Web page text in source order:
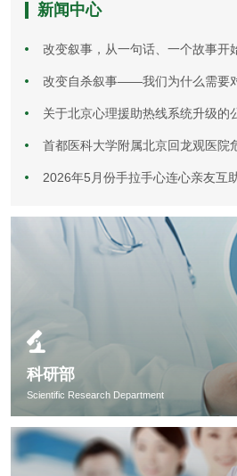
新闻中心
改变叙事，从一句话、一个故事开
改变自杀叙事——我们为什么需要
关于北京心理援助热线系统升级的
2026年5月份手拉手心连心亲友互
科研部
Scientific Research Department